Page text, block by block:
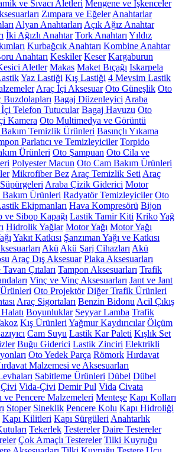
ve Sıvacı Aletleri Mengene ve İşkenceler
Zımpara ve Eğeler Anahtarlar
Alyan Anahtarları Açık Ağız Anahtar
İki Ağızlı Anahtar Tork Anahtarı Yıldız
Kurbağcık Anahtarı Kombine Anahtar
Anahtarı Keskiler Keser Kargaburun
Aletler Makas Maket Bıçağı Iskarpela
Yaz Lastiği Kış Lastiği 4 Mevsim Lastik
Araç İçi Aksesuar Oto Güneşlik Oto
Buzdolapları Bagaj Düzenleyici Araba
Telefon Tutucular Bagaj Havuzu Oto
Kamera Oto Multimedya ve Görüntü
Temizlik Ürünleri Basınçlı Yıkama
Parlatıcı ve Temizleyiciler Torpido
Ürünleri Oto Şampuan Oto Cila ve
Polyester Macun Oto Cam Bakım Ürünleri
Mikrofiber Bez Araç Temizlik Seti Araç
Araba Çizik Giderici Motor
Ürünleri Radyatör Temizleyiciler Oto
Ekipmanları Hava Kompresörü Bijon
ve Sibop Kapağı Lastik Tamir Kiti KrikoYağ
Hidrolik Yağlar Motor Yağı Motor Yağı
Yakıt Katkısı Şanzıman Yağı ve Katkısı
Akü Akü Şarj Cihazları Akü
Araç Dış Aksesuar Plaka Aksesuarları
Çıtaları Tampon Aksesuarları Trafik
Vinç ve Vinç Aksesuarları Jant ve Jant
Oto Projektör Diğer Trafik Ürünleri
Araç Sigortaları Benzin Bidonu Acil Çıkış
Boyunluklar Seyyar Lamba Trafik
Kış Ürünleri Yağmur Kaydırıcılar Ölçüm
Cam Suyu Lastik Kar Paleti Kışlık Set
Buğu Giderici Lastik Zinciri Elektrikli
Oto Yedek Parça Römork Hırdavat
Malzemesi ve Aksesuarları
Sabitleme Ürünleri Dübel Dübel
Çivi Vida-Çivi Demir Pul Vida Civata
ve Pencere Malzemeleri Menteşe Kapı Kolları
Stoper Sineklik Pencere Kolu Kapı Hidroliği
Kapı Kilitleri Kapı Sürgüleri Anahtarlık
Tekerlek Testereler Daire Testereler
Çok Amaçlı Testereler Tilki Kuyruğu